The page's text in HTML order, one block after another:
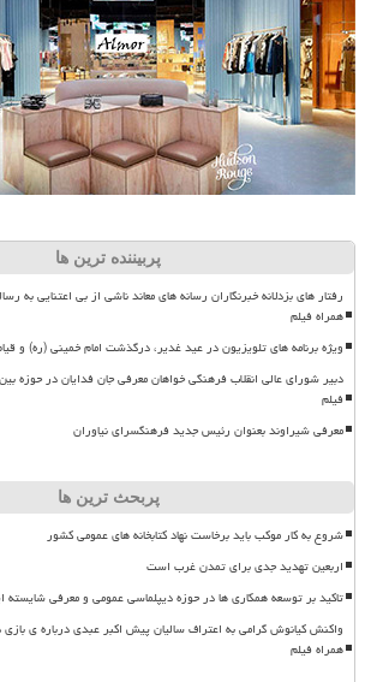
پربیننده ترین ها
رفتار های بزدلانه خبرنگاران رسانه های معاند ناشی از بی اعتنایی به
همراه فیلم
ویژه برنامه های تلویزیون در عید غدیر، درگذشت امام خمینی (ره) و قیام ۱۵
دبیر شورای عالی انقلاب فرهنگی خواهان معرفی جان فدایان در حوزه
فیلم
معرفی شیراوند بعنوان رئیس جدید فرهنگسرای نیاوران
پربحث ترین ها
شروع به کار موکب باید برخاست نهاد کتابخانه های عمومی کشور
اربعین تهدید جدی برای تمدن غرب است
تاکید بر توسعه همکاری ها در حوزه دیپلماسی عمومی و معرفی شایسته
واکنش کیانوش گرامی به اعتراف سالیان پیش اکبر عبدی درباره ی
همراه فیلم